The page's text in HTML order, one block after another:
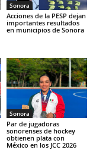
Sonora
Acciones de la PESP dejan
importantes resultados
en municipios de Sonora
Sonora
Par de jugadoras
sonorenses de hockey
obtienen plata con
México en los JCC 2026